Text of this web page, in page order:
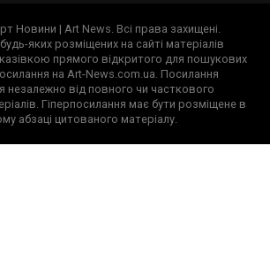
Новини | Art News. Всі права захищені.
яких розміщених на сайті матеріалів
прямого відкритого для пошукових
на Art-News.com.ua. Посилання
незалежно від повного чи часткового
Гіперпосилання має бути розміщене в
абзаці цитованого матеріалу.